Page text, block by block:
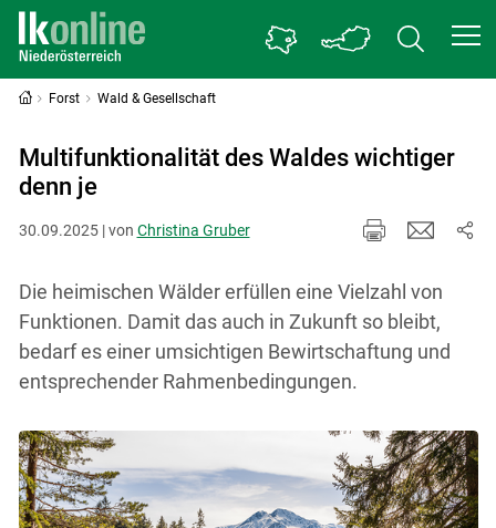
Forst Wald & Gesellschaft
Multifunktionalität des Waldes wichtiger
denn je
30.09.2025 | von Christina Gruber
Die heimischen Wälder erfüllen eine Vielzahl von
Funktionen. Damit das auch in Zukunft so bleibt,
bedarf es einer umsichtigen Bewirtschaftung und
entsprechender Rahmenbedingungen.